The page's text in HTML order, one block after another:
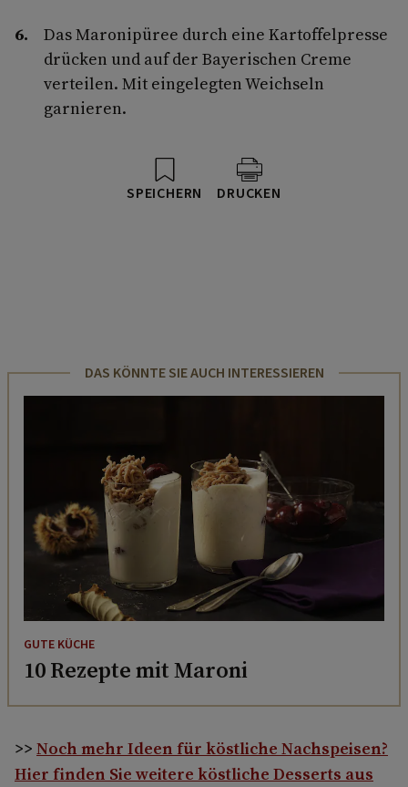
Das Maronipüree durch eine Kartoffelpresse
drücken und auf der Bayerischen Creme
verteilen. Mit eingelegten Weichseln
garnieren.
SPEICHERN DRUCKEN
DAS KÖNNTE SIE AUCH INTERESSIEREN
GUTE KÜCHE
10 Rezepte mit Maroni
>> Noch mehr Ideen für köstliche Nachspeisen?
Hier finden Sie weitere köstliche Desserts aus